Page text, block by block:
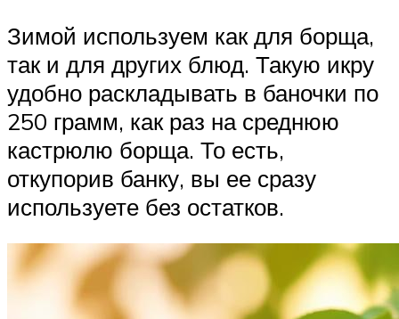
Зимой используем как для борща,
так и для других блюд. Такую икру
удобно раскладывать в баночки по
250 грамм, как раз на среднюю
кастрюлю борща. То есть,
откупорив банку, вы ее сразу
используете без остатков.